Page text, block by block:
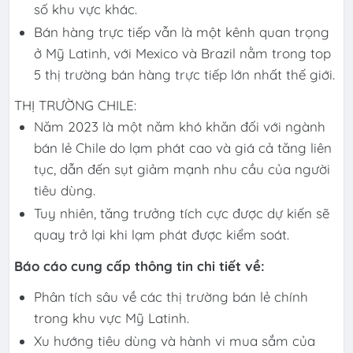
số khu vực khác.
Bán hàng trực tiếp vẫn là một kênh quan trọng
ở Mỹ Latinh, với Mexico và Brazil nằm trong top
5 thị trường bán hàng trực tiếp lớn nhất thế giới.
THỊ TRƯỜNG CHILE:
Năm 2023 là một năm khó khăn đối với ngành
bán lẻ Chile do lạm phát cao và giá cả tăng liên
tục, dẫn đến sụt giảm mạnh nhu cầu của người
tiêu dùng.
Tuy nhiên, tăng trưởng tích cực được dự kiến sẽ
quay trở lại khi lạm phát được kiểm soát.
Báo cáo cung cấp thông tin chi tiết về:
Phân tích sâu về các thị trường bán lẻ chính
trong khu vực Mỹ Latinh.
Xu hướng tiêu dùng và hành vi mua sắm của